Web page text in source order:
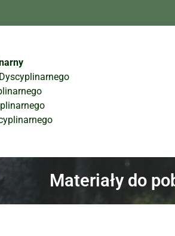
Materiały do